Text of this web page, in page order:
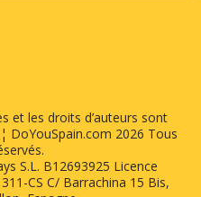
et les droits d’auteurs sont
DoYouSpain.com 2026 Tous
S.L. B12693925 Licence
CS C/ Barrachina 15 Bis,